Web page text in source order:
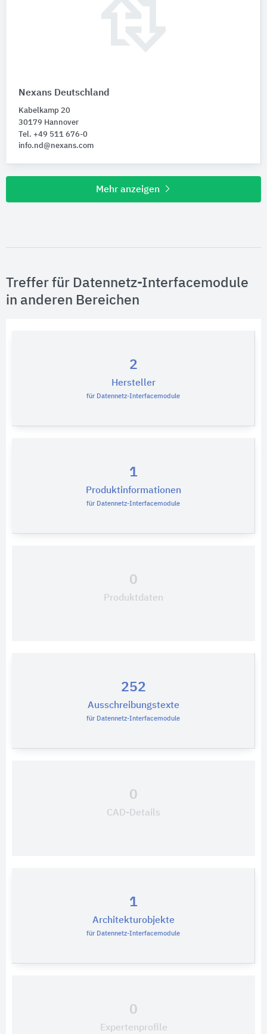
Nexans Deutschland
Kabelkamp 20
30179 Hannover
Tel. +49 511 676-0
info.nd@nexans.com
Mehr anzeigen
Treffer für Datennetz-Interfacemodule
in anderen Bereichen
2
Hersteller
für Datennetz-Interfacemodule
1
Produktinformationen
für Datennetz-Interfacemodule
0
Produktdaten
252
Ausschreibungstexte
für Datennetz-Interfacemodule
0
CAD-Details
1
Architekturobjekte
für Datennetz-Interfacemodule
0
Expertenprofile